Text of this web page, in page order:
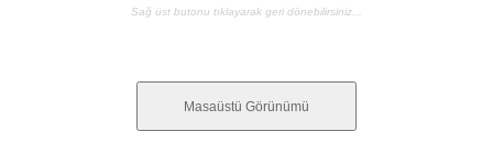
Sağ üst butonu tıklayarak geri dönebilirsiniz...